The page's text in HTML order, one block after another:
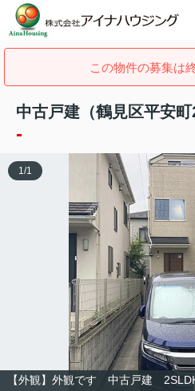
この物件の募集は
中古戸建（鶴見区平安町
-
【外観】外観です 中古戸建
1/1